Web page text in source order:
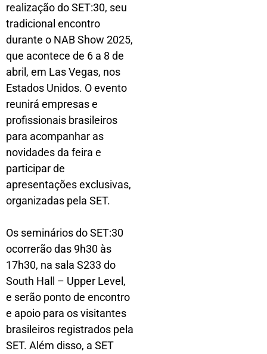
realização do SET:30, seu
tradicional encontro
durante o NAB Show 2025,
que acontece de 6 a 8 de
abril, em Las Vegas, nos
Estados Unidos. O evento
reunirá empresas e
profissionais brasileiros
para acompanhar as
novidades da feira e
participar de
apresentações exclusivas,
organizadas pela SET.
Os seminários do SET:30
ocorrerão das 9h30 às
17h30, na sala S233 do
South Hall – Upper Level,
e serão ponto de encontro
e apoio para os visitantes
brasileiros registrados pela
SET. Além disso, a SET